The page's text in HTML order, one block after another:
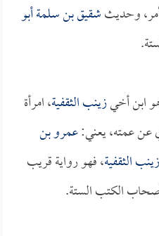
وحديثشقيق بن سلمةأبو
ابن أخيزينب الثقفية، امرأة
عن عمته، يعني:عمرو بن
زينب الثقفية، فهو رواية قريب
الكتب الستة.